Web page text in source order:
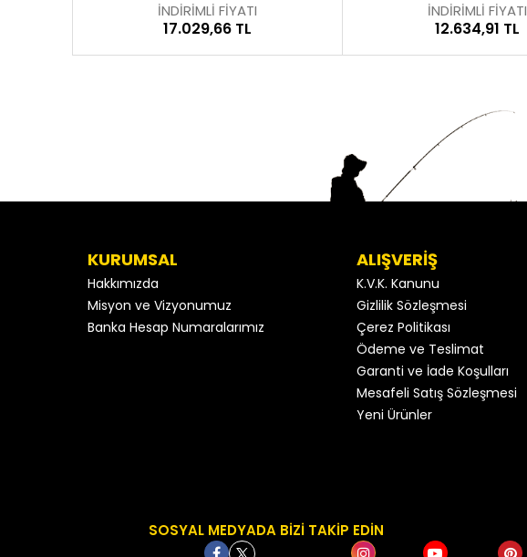
İNDİRİMLİ FİYATI
17.029,66 TL
İNDİRİMLİ FİYATI
12.634,91 TL
KURUMSAL
Hakkımızda
Misyon ve Vizyonumuz
Banka Hesap Numaralarımız
ALIŞVERİŞ
K.V.K. Kanunu
Gizlilik Sözleşmesi
Çerez Politikası
Ödeme ve Teslimat
Garanti ve İade Koşulları
Mesafeli Satış Sözleşmesi
Yeni Ürünler
SOSYAL MEDYADA BİZİ TAKİP EDİN